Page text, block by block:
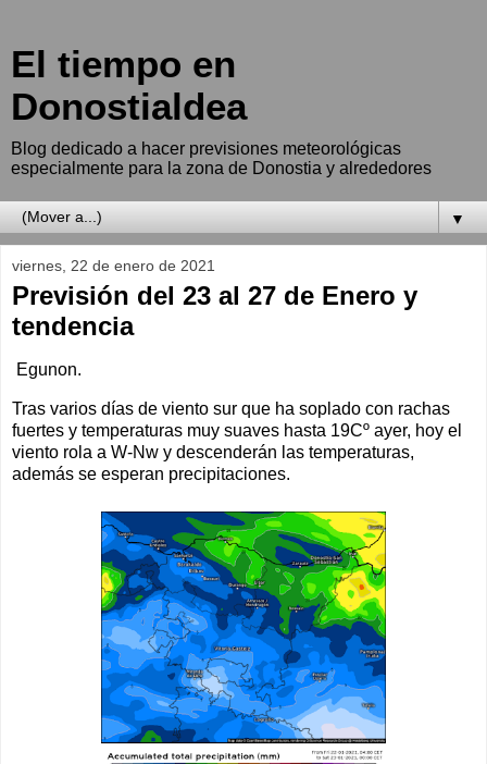
El tiempo en
Donostialdea
Blog dedicado a hacer previsiones meteorológicas
especialmente para la zona de Donostia y alrededores
▼
viernes, 22 de enero de 2021
Previsión del 23 al 27 de Enero y
tendencia
Egunon.
Tras varios días de viento sur que ha soplado con rachas
fuertes y temperaturas muy suaves hasta 19Cº ayer, hoy el
viento rola a W-Nw y descenderán las temperaturas,
además se esperan precipitaciones.